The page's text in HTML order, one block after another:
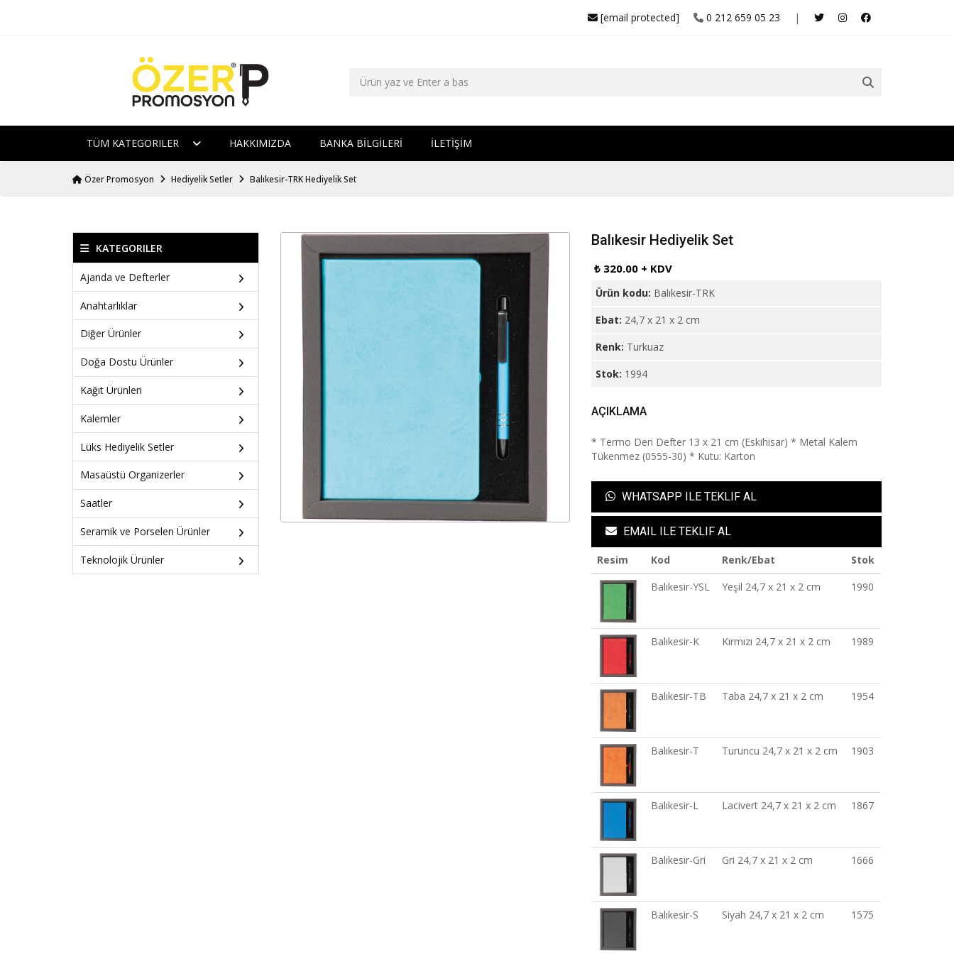
|
0 212 659 05 23
[email protected]
TÜM KATEGORILER HAKKIMIZDA BANKA BİLGİLERİ İLETİŞİM
Özer Promosyon Hediyelik Setler Balıkesir-TRK Hediyelik Set
KATEGORILER
Ajanda ve Defterler
Anahtarlıklar
Diğer Ürünler
Doğa Dostu Ürünler
Kağıt Ürünleri
Kalemler
Lüks Hediyelik Setler
Masaüstü Organizerler
Saatler
Seramik ve Porselen Ürünler
Teknolojik Ürünler
Balıkesir Hediyelik Set
₺ 320.00 + KDV
Ürün kodu: Balıkesir-TRK
Ebat: 24,7 x 21 x 2 cm
Renk: Turkuaz
Stok: 1994
AÇIKLAMA
* Termo Deri Defter 13 x 21 cm (Eskihisar) * Metal Kalem
Tükenmez (0555-30) * Kutu: Karton
WHATSAPP ILE TEKLIF AL
EMAIL ILE TEKLIF AL
Resim Kod Renk/Ebat
Stok
Balıkesir-YSL
Yeşil 24,7 x 21 x 2 cm 1990
Balıkesir-K Kırmızı 24,7 x 21 x 2 cm 1989
Balıkesir-TB Taba 24,7 x 21 x 2 cm 1954
Balıkesir-T Turuncu 24,7 x 21 x 2 cm 1903
Balıkesir-L Lacivert 24,7 x 21 x 2 cm 1867
Balıkesir-Gri Gri 24,7 x 21 x 2 cm 1666
Balıkesir-S Siyah 24,7 x 21 x 2 cm 1575